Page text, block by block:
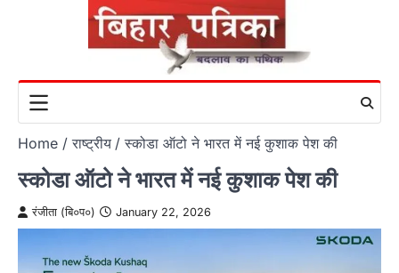
Home राष्ट्रीय स्कोडा ऑटो ने भारत में नई कुशाक पेश की
स्कोडा ऑटो ने भारत में नई कुशाक पेश की
रंजीता (बि०प०) January 22, 2026